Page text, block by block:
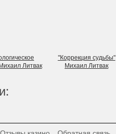
Литвак
"Коррекция судьбы"
Михаил Литвак